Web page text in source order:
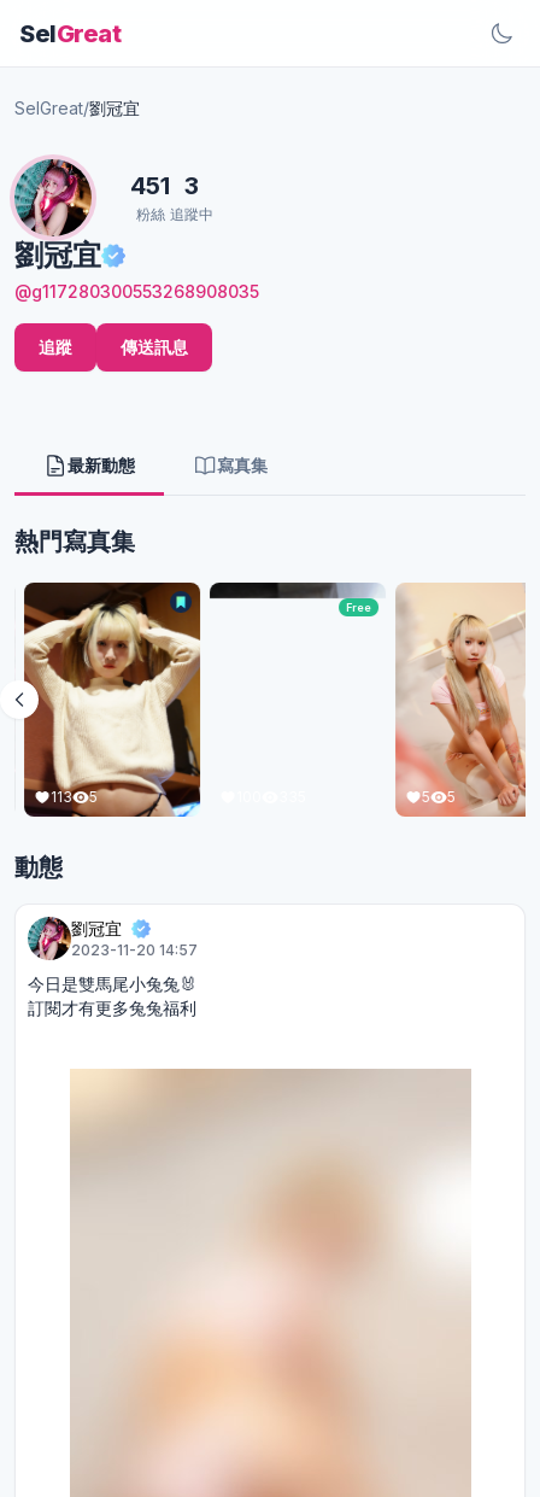
SelGreat
SelGreat/劉冠宜
劉冠宜
@g117280300553268908035
451
粉絲
3
追蹤中
追蹤 傳送訊息
最新動態 寫真集
熱門寫真集
113 5
Free
5 5
動態
劉冠宜
2023-11-20 14:57
今日是雙馬尾小兔兔🐰
訂閱才有更多兔兔福利